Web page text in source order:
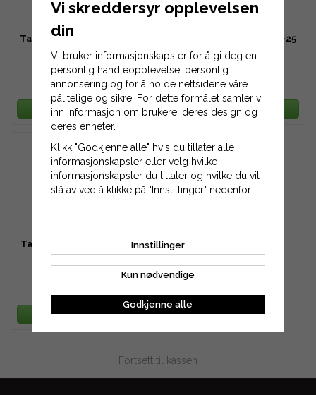
Tannreim HTD 1264-8M-20
1 053 kr
LEGG TIL HANDLEKURV
Tannreim HTD 1264-8M-25
1 317 kr
LEGG TIL HANDLEKURV
Tannreim HTD 1264-8M-30
1 580 kr
LEGG TIL HANDLEKURV
Fortsett til kassen
Vi skreddersyr opplevelsen
din
Vi bruker informasjonskapsler for å gi deg en
personlig handleopplevelse, personlig
annonsering og for å holde nettsidene våre
pålitelige og sikre. For dette formålet samler vi
inn informasjon om brukere, deres design og
deres enheter.
Klikk "Godkjenne alle" hvis du tillater alle
informasjonskapsler eller velg hvilke
informasjonskapsler du tillater og hvilke du vil
slå av ved å klikke på "Innstillinger" nedenfor.
Innstillinger
Kun nødvendige
Godkjenne alle